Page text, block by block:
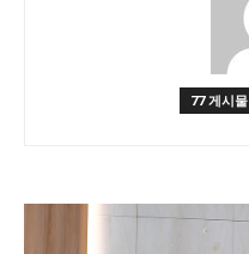
77 게시물